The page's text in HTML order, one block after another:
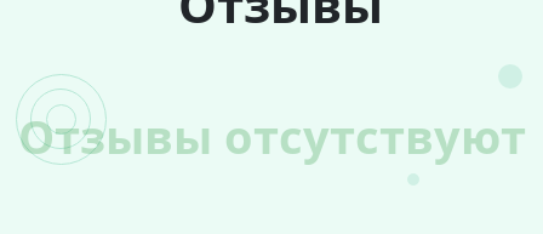
Отзывы отсутствуют